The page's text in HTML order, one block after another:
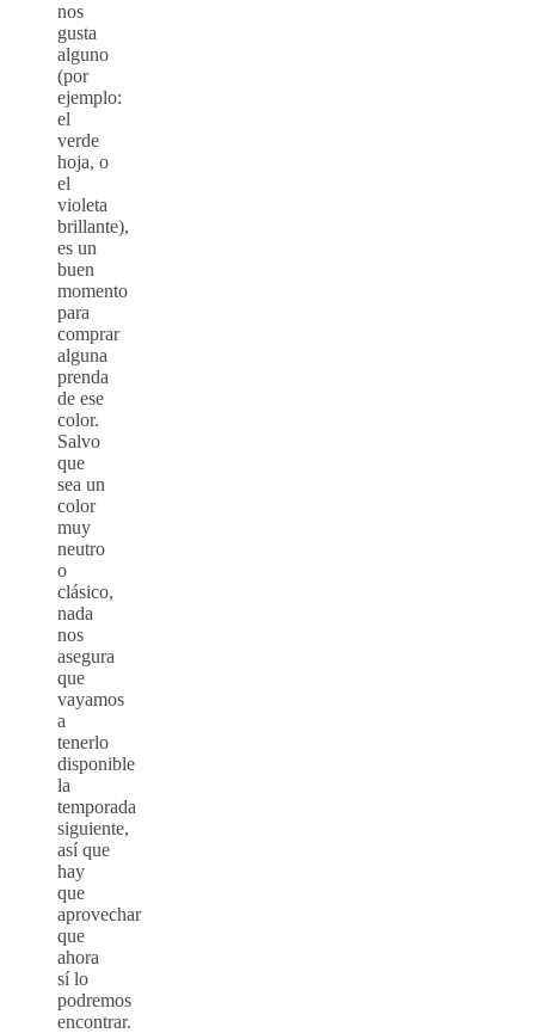
nos
gusta
alguno
(por
ejemplo:
el
verde
hoja, o
el
violeta
brillante),
es un
buen
momento
para
comprar
alguna
prenda
de ese
color.
Salvo
que
sea un
color
muy
neutro
o
clásico,
nada
nos
asegura
que
vayamos
a
tenerlo
disponible
la
temporada
siguiente,
así que
hay
que
aprovechar
que
ahora
sí lo
podremos
encontrar.